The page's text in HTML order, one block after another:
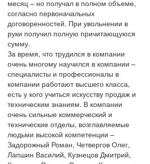
месяц – но получал в полном объеме,
согласно первоначальных
договоренностей. При увольнении в
руки получил полную причитающуюся
сумму.
За время, что трудился в компании
очень многому научился в компании –
специалисты и профессионалы в
компании работают высшего класса,
есть у кого учиться искусству продаж и
техническим знаниям. В компании
очень сильные коммерческий и
технические отделы, возглавляемые
людьми высокой компетенции –
Задорожный Роман, Четвергов Олег,
Лапшин Василий, Кузнецов Дмитрий,